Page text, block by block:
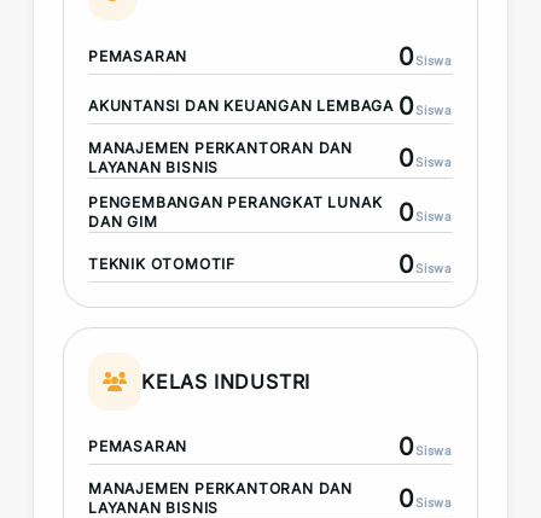
PEMASARAN 0Siswa
AKUNTANSI DAN KEUANGAN LEMBAGA 0Siswa
MANAJEMEN PERKANTORAN DAN
LAYANAN BISNIS
0Siswa
PENGEMBANGAN PERANGKAT LUNAK
DAN GIM
0Siswa
TEKNIK OTOMOTIF 0Siswa
KELAS INDUSTRI
PEMASARAN 0Siswa
MANAJEMEN PERKANTORAN DAN
LAYANAN BISNIS
0Siswa